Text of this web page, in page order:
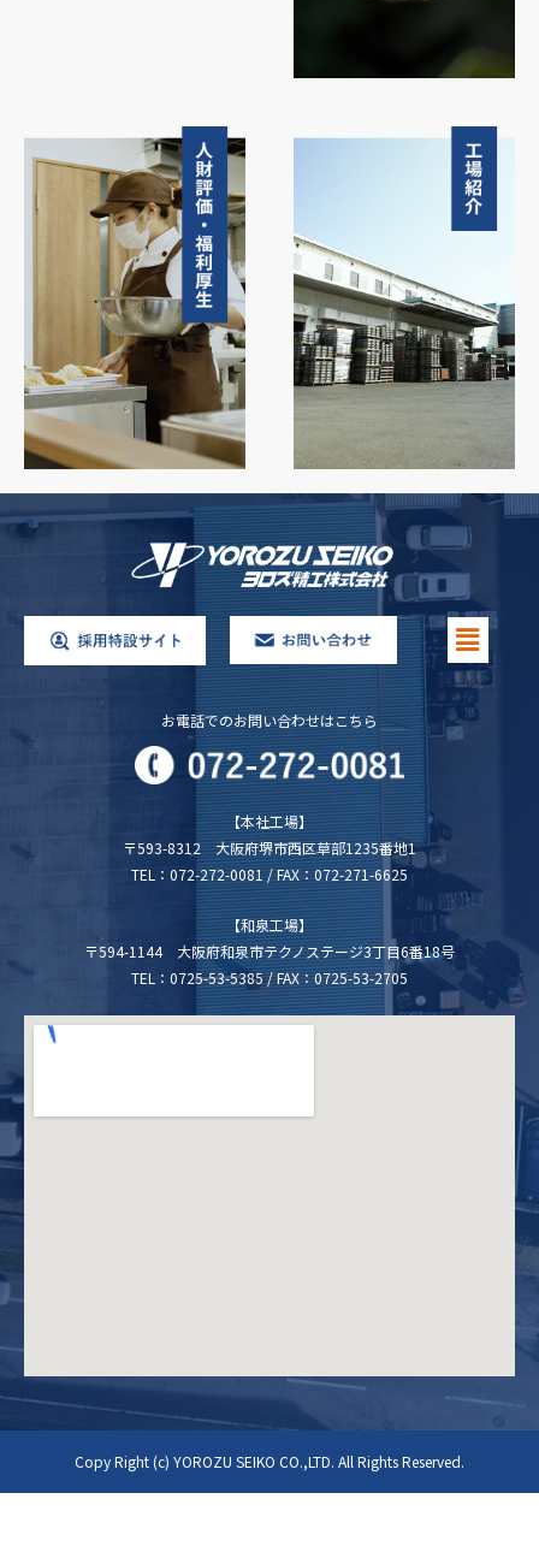
お電話でのお問い合わせはこちら
【本社工場】
〒593-8312 大阪府堺市西区草部1235番地1
TEL：072-272-0081 / FAX：072-271-6625
【和泉工場】
〒594-1144 大阪府和泉市テクノステージ3丁目6番18号
TEL：0725-53-5385 / FAX：0725-53-2705
Copy Right (c) YOROZU SEIKO CO.,LTD. All Rights Reserved.